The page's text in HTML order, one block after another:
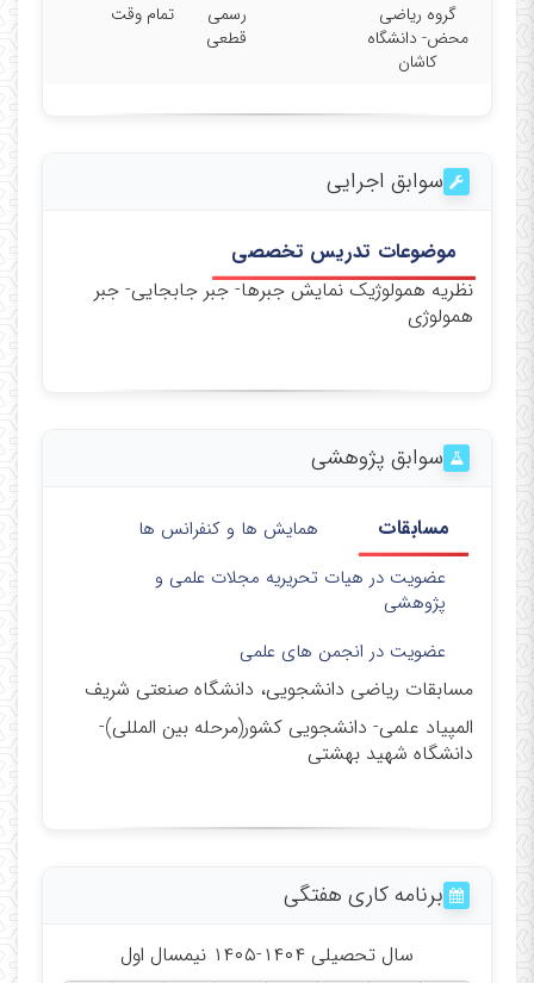
گروه ریاضی
محض- دانشگاه
کاشان
رسمی
قطعی
تمام وقت
سوابق اجرایی
موضوعات تدریس تخصصی
نظریه همولوژیک نمایش جبرها- جبر جابجایی- جبر
همولوژی
سوابق پژوهشی
مسابقات
همایش ها و کنفرانس ها
عضویت در هیات تحریریه مجلات علمی و
پژوهشی
عضویت در انجمن های علمی
مسابقات ریاضی دانشجویی، دانشگاه صنعتی شریف
المپیاد علمی- دانشجویی کشور(مرحله بین المللی)-
دانشگاه شهید بهشتی
برنامه کاری هفتگی
سال تحصیلی ۱۴۰۴-۱۴۰۵ نیمسال اول